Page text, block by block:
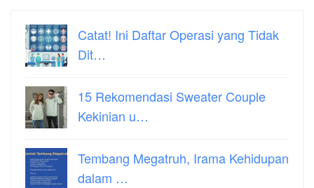
Catat! Ini Daftar Operasi yang Tidak
Dit…
15 Rekomendasi Sweater Couple
Kekinian u…
Tembang Megatruh, Irama Kehidupan
dalam …